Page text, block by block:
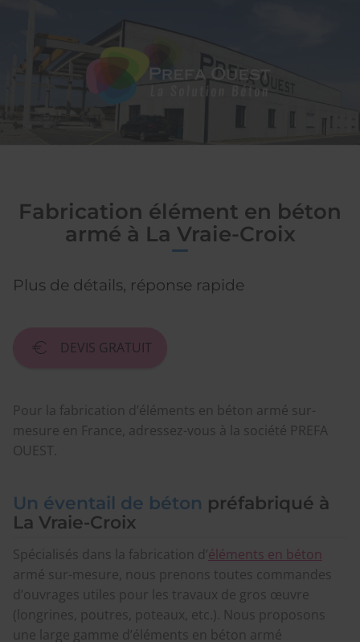
Fabrication élément en béton
armé à La Vraie-Croix
Plus de détails, réponse rapide
DEVIS GRATUIT
Pour la fabrication d’éléments en béton armé sur-
mesure en France, adressez-vous à la société PREFA
OUEST.
Un éventail de béton préfabriqué à
La Vraie-Croix
Spécialisés dans la fabrication d’éléments en béton
armé sur-mesure, nous prenons toutes commandes
d’ouvrages utiles pour les travaux de gros œuvre
(longrines, poutres, poteaux, etc.). Nous proposons
une large gamme d’éléments en béton armé